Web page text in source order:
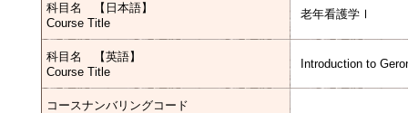
科目名 【日本語】
Course Title
老年看護学Ⅰ
科目名 【英語】
Course Title
Introduction to
コースナンバリングコード